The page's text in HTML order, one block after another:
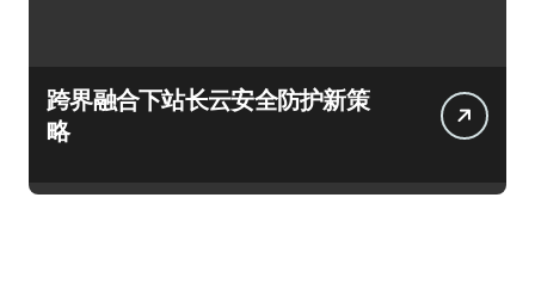
跨界融合下站长云安全防护新策
略